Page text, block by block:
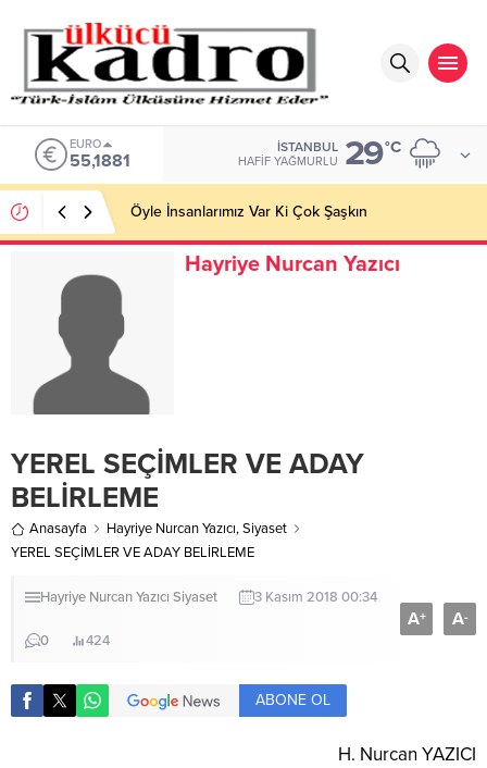
ALTIN
6.660,55
İSTANBUL
HAFIF YAĞMURLU 29°C
Öyle İnsanlarımız Var Ki Çok Şaşkın
Hayriye Nurcan Yazıcı
YEREL SEÇİMLER VE ADAY
BELİRLEME
Anasayfa Hayriye Nurcan Yazıcı,Siyaset
YEREL SEÇİMLER VE ADAY BELİRLEME
Hayriye Nurcan Yazıcı Siyaset 3 Kasım 2018 00:34
0 424
A+ A-
ABONE OL
H. Nurcan YAZICI